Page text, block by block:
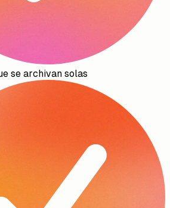
se archivan solas